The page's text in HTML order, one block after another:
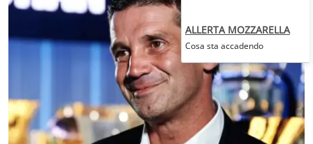
ALLERTA MOZZARELLA
Cosa sta accadendo